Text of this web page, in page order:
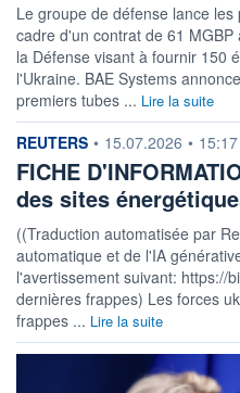
Le groupe de défense lance
cadre d'un contrat de 61
la Défense visant à fournir 150
l'Ukraine. BAE Systems
premiers tubes ... Lire la suite
information fournie par
REUTERS • 15.07.2026 • 15:17
FICHE
des sites
((Traduction automatisée par
automatique et de l'IA
l'avertissement suivant: https://
dernières frappes) Les forces
frappes ... Lire la suite